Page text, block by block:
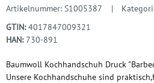
Artikelnummer: S1005387
GTIN: 4017847009321
HAN: 730-891
Baumwoll Kochhandschuh Druck
Unsere Kochhandschuhe sind